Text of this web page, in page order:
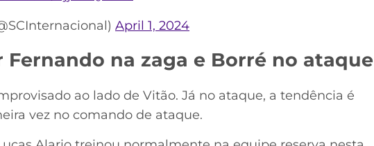
April 1, 2024
na zaga e Borré no ataque
ao lado de Vitão. Já no ataque, a tendência é
vez no comando de ataque.